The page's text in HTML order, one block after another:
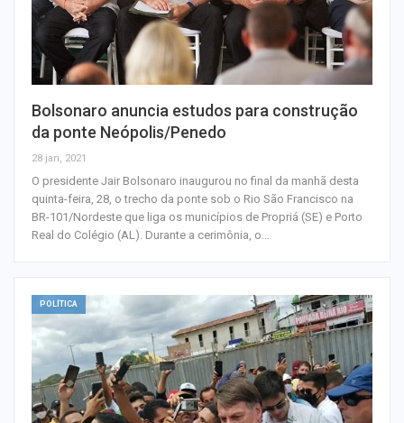
Bolsonaro anuncia estudos para construção
da ponte Neópolis/Penedo
28 jan, 2021
O presidente Jair Bolsonaro inaugurou no final da manhã desta
quinta-feira, 28, o trecho da ponte sob o Rio São Francisco na
BR-101/Nordeste que liga os municípios de Propriá (SE) e Porto
Real do Colégio (AL). Durante a cerimônia, o…
POLÍTICA